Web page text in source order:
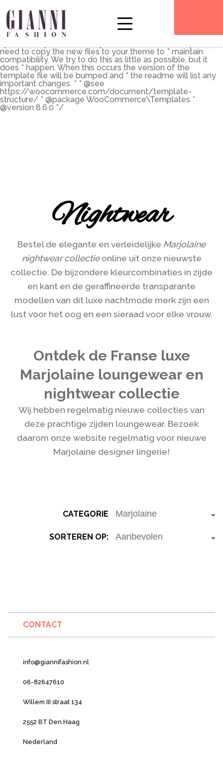
the main shop page which is a post type archive * * This
template can be overridden by copying it to
yourtheme/woocommerce/archive-product.php. * *
HOWEVER, on occasion WooCommerce will need to
need to copy the new files to your theme to * maintain
compatibility. We try to do this as little as possible, but it
does * happen. When this occurs the version of the
template file will be bumped and * the readme will list any
important changes. * * @see
https://woocommerce.com/document/template-
structure/ * @package WooCommerce\Templates *
@version 8.6.0 */
Nightwear
Bestel de elegante en verleidelijke Marjolaine
nightwear collectieonline uit onze nieuwste
collectie. De bijzondere kleurcombinaties in zijde
en kant en de geraffineerde transparante
modellen van dit luxe nachtmode merk zijn een
lust voor het oog en een sieraad voor elke vrouw.
Ontdek de Franse luxe
Marjolaine loungewear en
nightwear collectie
Wij hebben regelmatig nieuwe collecties van
deze prachtige zijden loungewear. Bezoek
daarom onze website regelmatig voor nieuwe
Marjolaine designer lingerie!
CATEGORIE ›
SORTEREN OP: ›
CONTACT
info@giannifashion.nl
06-82647610
Willem III straat 134
2552 BT Den Haag
Nederland